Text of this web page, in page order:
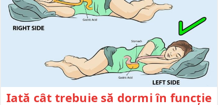
Iată cât trebuie să dormi în funcție